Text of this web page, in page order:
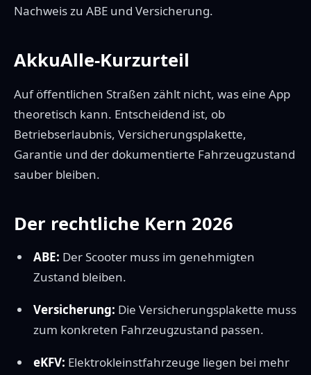
Nachweis zu ABE und Versicherung.
AkkuAlle-Kurzurteil
Auf öffentlichen Straßen zählt nicht, was eine App
theoretisch kann. Entscheidend ist, ob
Betriebserlaubnis, Versicherungsplakette,
Garantie und der dokumentierte Fahrzeugzustand
sauber bleiben.
Der rechtliche Kern 2026
ABE: Der Scooter muss im genehmigten
Zustand bleiben.
Versicherung: Die Versicherungsplakette muss
zum konkreten Fahrzeugzustand passen.
eKFV: Elektrokleinstfahrzeuge liegen bei mehr